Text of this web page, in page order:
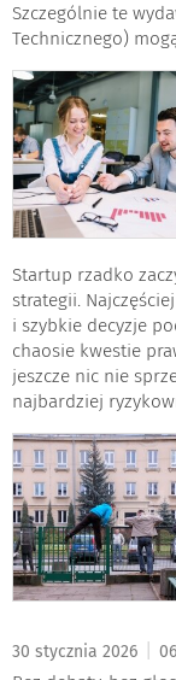
Szczególnie te
Technicznego)
Startup rzadko
strategii.
i szybkie decyzje
chaosie kwestie
jeszcze nic nie
najbardziej
30 stycznia 2026